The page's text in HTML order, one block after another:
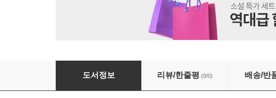
하람이의 감정레세피
도서정보 리뷰/한줄평 (0/0) 배송/반